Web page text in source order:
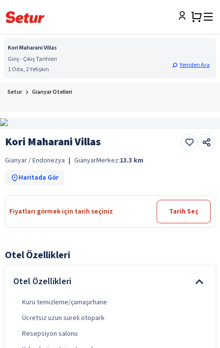
Kori Maharani Villas
Giriş - Çıkış Tarihleri
1 Oda, 2 Yetişkin
Yeniden Ara
Setur Gianyar Otelleri
Kori Maharani Villas
Gianyar / Endonezya | GianyarMerkez:13.3 km
Haritada Gör
Fiyatları görmek için tarih seçiniz Tarih Seç
Otel Özellikleri
Otel Özellikleri
Kuru temizleme/çamaşırhane
Ücretsiz uzun süreli otopark
Resepsiyon salonu